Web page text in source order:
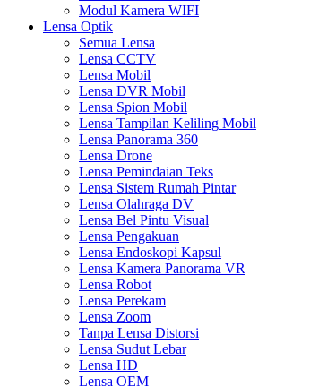
Modul Kamera WIFI
Lensa Optik
Semua Lensa
Lensa CCTV
Lensa Mobil
Lensa DVR Mobil
Lensa Spion Mobil
Lensa Tampilan Keliling Mobil
Lensa Panorama 360
Lensa Drone
Lensa Pemindaian Teks
Lensa Sistem Rumah Pintar
Lensa Olahraga DV
Lensa Bel Pintu Visual
Lensa Pengakuan
Lensa Endoskopi Kapsul
Lensa Kamera Panorama VR
Lensa Robot
Lensa Perekam
Lensa Zoom
Tanpa Lensa Distorsi
Lensa Sudut Lebar
Lensa HD
Lensa OEM